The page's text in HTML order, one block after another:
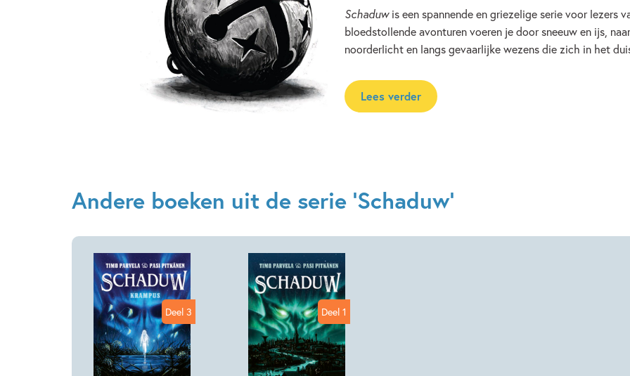
Schaduwis een spannende en griezelige serie voor lezers
bloedstollende avonturen voeren je door sneeuw en ijs,
noorderlicht en langs gevaarlijke wezens die zich in het
Lees verder
Andere boeken uit de serie 'Schaduw'
Deel 3
Hardcover
Deel 1
Hardcover